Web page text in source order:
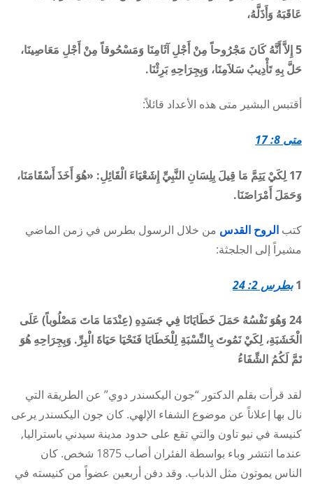
عَاقَبَهُ وَأَذَلَّهُ،
5 إِلاَّ أَنَّهُ كَانَ مَجْرُوحاً مِنْ أَجْلِ آثَامِنَا وَمَسْحُوقاً مِنْ أَجْلِ مَعَاصِينَا،
حَلَّ بِهِ تَأْدِيبُ سَلاَمِنَا، وَبِجِرَاحِهِ بَرِئْنَا.
أقتبس البشير متى هذه الأعداد قائلاً:
متى 8: 17
17 لِكَيْ يَتِمَّ مَا قِيلَ بِلِسَانِ النَّبِيِّ إِشَعْيَاءَ الْقَائِلِ: «هُوَ أَخَذَ أَسْقَامَنَا،
وَحَمَلَ أَمْرَاضَنَا.
كتب الروح القدس من خلال الرسول بطرس في زمن الماضي
مشيراً إلى الجلجثة:
1 بطرس 2: 24
24 وَهُوَ نَفْسُهُ حَمَلَ خَطَايَانَا فِي جَسَدِهِ (عِنْدَمَا مَاتَ مَصْلُوباً) عَلَى
الْخَشَبَةِ، لِكَيْ نَمُوتَ بِالنِّسْبَةِ لِلْخَطَايَا فَنَحْيَا حَيَاةَ الْبِرِّ. وَبِجِرَاحِهِ هُوَ
تَمَّ لَكُمُ الشِّفَاءُ
لقد قرأت بقلم الدكتور “جون اليكسندر دوي” عن الطريقة التي
نال بها إعلاناً عن موضوع الشفاء الإلهي. كان جون اليكسندر يرعى
كنيسة في نيو تاون والتي تقع على حدود مدينة سيدني باستراليا,
عندما انتشر وباء بواسطة الفئران أصاب 1875 شخص. كان
الناس يموتون مثل الذباب. وقد دفن أربعين عضواً من كنيسته في